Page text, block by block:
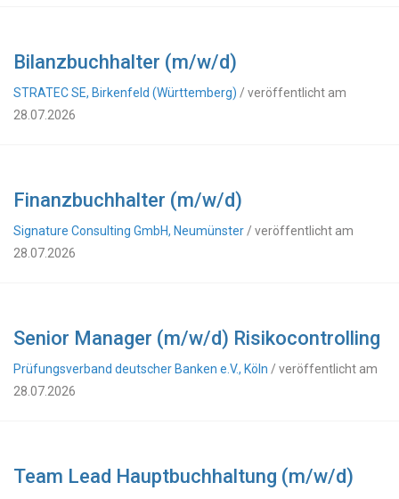
Bilanzbuchhalter (m/w/d)
STRATEC SE, Birkenfeld (Württemberg) / veröffentlicht am
28.07.2026
Finanzbuchhalter (m/w/d)
Signature Consulting GmbH, Neumünster / veröffentlicht am
28.07.2026
Senior Manager (m/w/d) Risikocontrolling
Prüfungsverband deutscher Banken e.V., Köln / veröffentlicht am
28.07.2026
Team Lead Hauptbuchhaltung (m/w/d)